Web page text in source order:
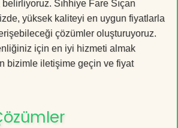
Sıhhiye Fare Sıçan
yüksek kaliteyi en uygun fiyatlarla
çözümler oluşturuyoruz.
için en iyi hizmeti almak
bizimle iletişime geçin ve fiyat